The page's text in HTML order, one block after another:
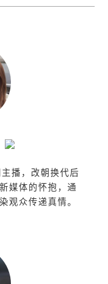
播，改朝换代后
媒体的怀抱，通
观众传递真情。